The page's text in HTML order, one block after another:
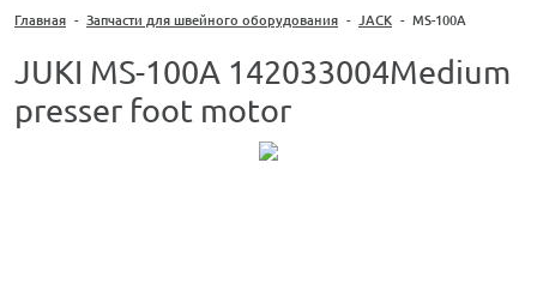
Главная - Запчасти для швейного оборудования - JACK - MS-100A
JUKI MS-100A 142033004Medium
presser foot motor